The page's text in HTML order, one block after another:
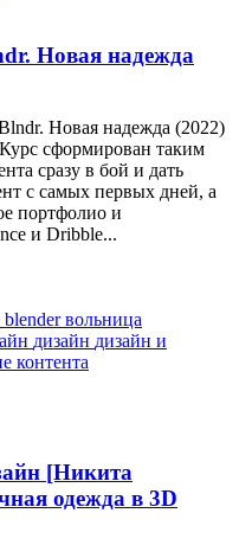
Новая надежда
Новая надежда (2022)
сформирован таким
сразу в бой и дать
с самых первых дней, а
портфолио и
и Dribble...
blenderвольница
дизайн дизайн и
контента
[Никита
одежда в 3D